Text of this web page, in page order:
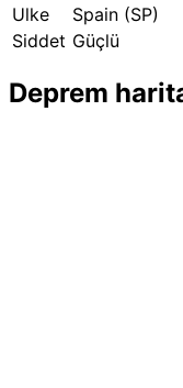
Ulke
Spain (SP)
Siddet Güçlü
Deprem